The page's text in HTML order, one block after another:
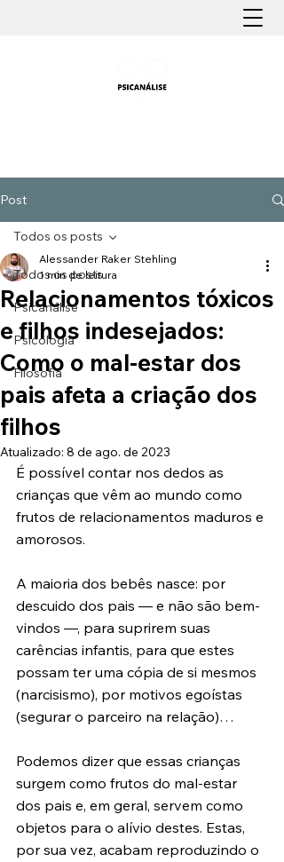
Post
Todos os posts
Psicanálise
Psicologia
Filosofia
Todos os posts
Relacionamentos tóxicos
e filhos indesejados:
Como o mal-estar dos
pais afeta a criação dos
filhos
Alessander Raker Stehling
1 min de leitura
Atualizado: 8 de ago. de 2023
É possível contar nos dedos as
crianças que vêm ao mundo como
frutos de relacionamentos maduros e
amorosos.
A maioria dos bebês nasce: por
descuido dos pais — e não são bem-
vindos —, para suprirem suas
carências infantis, para que estes
possam ter uma cópia de si mesmos
(narcisismo), por motivos egoístas
(segurar o parceiro na relação)…
Podemos dizer que essas crianças
surgem como frutos do mal-estar
dos pais e, em geral, servem como
objetos para o alívio destes. Estas,
por sua vez, acabam reproduzindo o